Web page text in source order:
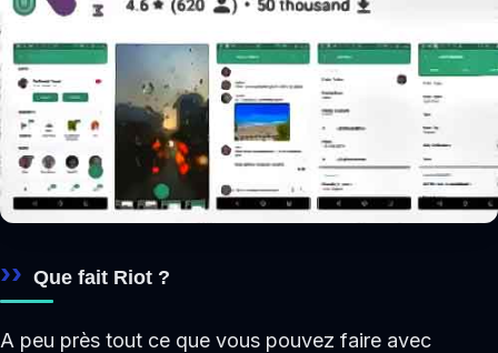
Que fait Riot ?
A peu près tout ce que vous pouvez faire avec